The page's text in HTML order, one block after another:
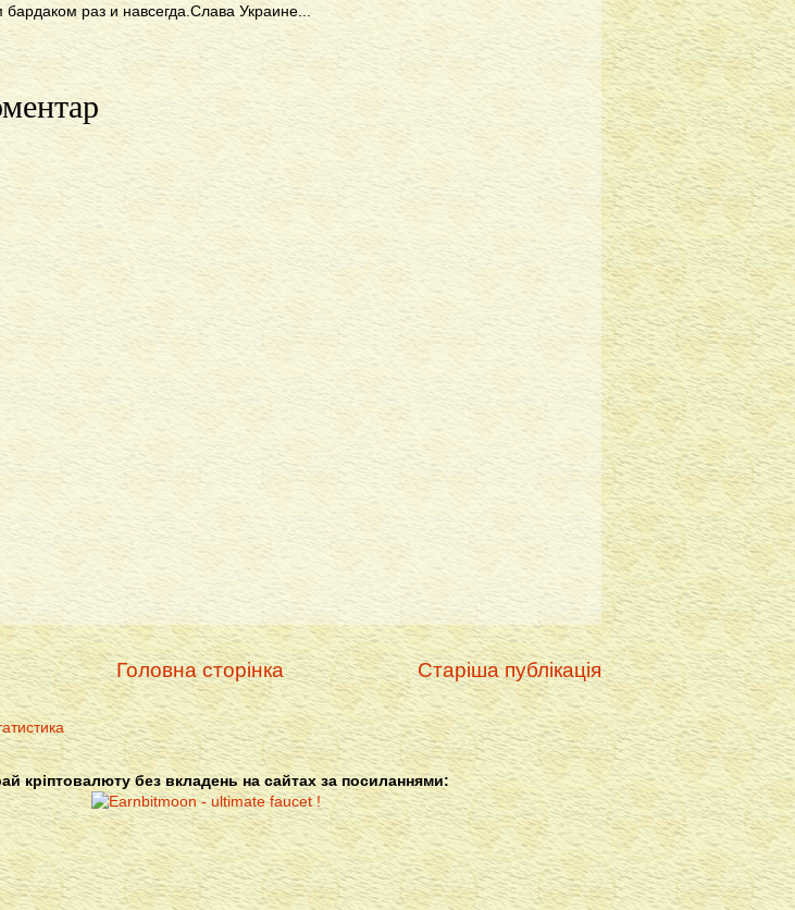
бардаком раз и навсегда.Слава Украине...
Старіша публікація
Головна сторінка
кріптовалюту без вкладень на сайтах за посиланнями: